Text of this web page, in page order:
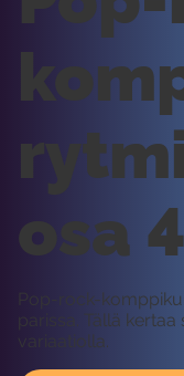
osa 4
Pop-rock-
parissa. Tällä
variaatiolla.